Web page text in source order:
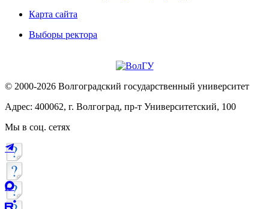
Карта сайта
Выборы ректора
© 2000-2026 Волгоградский государственный университет
Адрес: 400062, г. Волгоград, пр-т Университетский, 100
Мы в соц. сетях